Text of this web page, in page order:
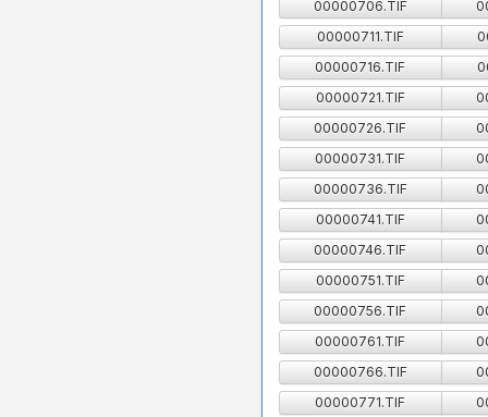
00000706.TIF
00000711.TIF
00000716.TIF
00000721.TIF
00000726.TIF
00000731.TIF
00000736.TIF
00000741.TIF
00000746.TIF
00000751.TIF
00000756.TIF
00000761.TIF
00000766.TIF
00000771.TIF